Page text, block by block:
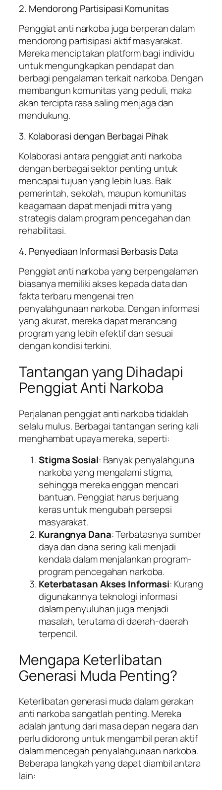
2. Mendorong Partisipasi Komunitas
Penggiat anti narkoba juga berperan dalam
mendorong partisipasi aktif masyarakat.
Mereka menciptakan platform bagi individu
untuk mengungkapkan pendapat dan
berbagi pengalaman terkait narkoba. Dengan
membangun komunitas yang peduli, maka
akan tercipta rasa saling menjaga dan
mendukung.
3. Kolaborasi dengan Berbagai Pihak
Kolaborasi antara penggiat anti narkoba
dengan berbagai sektor penting untuk
mencapai tujuan yang lebih luas. Baik
pemerintah, sekolah, maupun komunitas
keagamaan dapat menjadi mitra yang
strategis dalam program pencegahan dan
rehabilitasi.
4. Penyediaan Informasi Berbasis Data
Penggiat anti narkoba yang berpengalaman
biasanya memiliki akses kepada data dan
fakta terbaru mengenai tren
penyalahgunaan narkoba. Dengan informasi
yang akurat, mereka dapat merancang
program yang lebih efektif dan sesuai
dengan kondisi terkini.
Tantangan yang Dihadapi
Penggiat Anti Narkoba
Perjalanan penggiat anti narkoba tidaklah
selalu mulus. Berbagai tantangan sering kali
menghambat upaya mereka, seperti:
Stigma Sosial: Banyak penyalahguna
narkoba yang mengalami stigma,
sehingga mereka enggan mencari
bantuan. Penggiat harus berjuang
keras untuk mengubah persepsi
masyarakat.
Kurangnya Dana: Terbatasnya sumber
daya dan dana sering kali menjadi
kendala dalam menjalankan program-
program pencegahan narkoba.
Keterbatasan Akses Informasi: Kurang
digunakannya teknologi informasi
dalam penyuluhan juga menjadi
masalah, terutama di daerah-daerah
terpencil.
Mengapa Keterlibatan
Generasi Muda Penting?
Keterlibatan generasi muda dalam gerakan
anti narkoba sangatlah penting. Mereka
adalah jantung dari masa depan negara dan
perlu didorong untuk mengambil peran aktif
dalam mencegah penyalahgunaan narkoba.
Beberapa langkah yang dapat diambil antara
lain: